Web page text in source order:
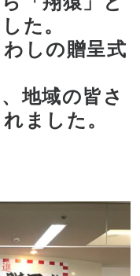
た。
しの贈呈式
地域の皆さ
ました。